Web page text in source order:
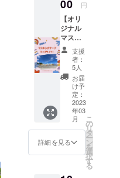
カード
は、宝
島の風
景を予
定して
おりま
す。宝
島から
のお便
りを楽
しんで
いただ
けると
嬉しい
です。
00 円
【オリ
ジナル
マスキ
ング
テープ
つ！】
壁画の
模様で
オリジ
ナルデ
ザイン
したマ
スキン
グテー
プを2つ
支援
者：
5人
お届
け予
定：
2023
年03
月
詳細を見る
こ
の
リ
タ
ー
ン
を
選
択
す
る